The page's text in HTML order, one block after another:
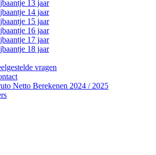
13 jaar
14 jaar
15 jaar
16 jaar
17 jaar
18 jaar
vragen
Netto Berekenen 2024 / 2025